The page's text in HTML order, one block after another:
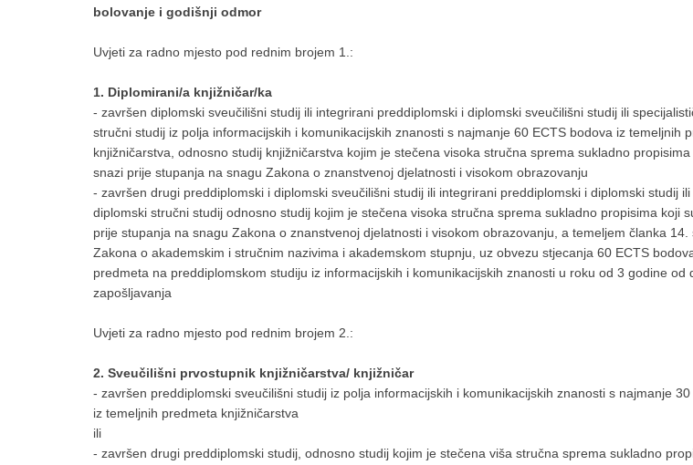
bolovanje i godišnji odmor
Uvjeti za radno mjesto pod rednim brojem 1.:
1. Diplomirani/a knjižničar/ka
- završen diplomski sveučilišni studij ili integrirani preddiplomski i diplomski sveučilišni studij ili
stručni studij iz polja informacijskih i komunikacijskih znanosti s najmanje 60 ECTS bodova iz temeljnih
knjižničarstva, odnosno studij knjižničarstva kojim je stečena visoka stručna sprema sukladno
snazi prije stupanja na snagu Zakona o znanstvenoj djelatnosti i visokom obrazovanju
- završen drugi preddiplomski i diplomski sveučilišni studij ili integrirani preddiplomski i diplomski studij
diplomski stručni studij odnosno studij kojim je stečena visoka stručna sprema sukladno propisima koji
prije stupanja na snagu Zakona o znanstvenoj djelatnosti i visokom obrazovanju, a temeljem članka 14.
Zakona o akademskim i stručnim nazivima i akademskom stupnju, uz obvezu stjecanja 60 ECTS
predmeta na preddiplomskom studiju iz informacijskih i komunikacijskih znanosti u roku od 3 godine od
zapošljavanja
Uvjeti za radno mjesto pod rednim brojem 2.:
2. Sveučilišni prvostupnik knjižničarstva/ knjižničar
- završen preddiplomski sveučilišni studij iz polja informacijskih i komunikacijskih znanosti s najmanje
iz temeljnih predmeta knjižničarstva
ili
- završen drugi preddiplomski studij, odnosno studij kojim je stečena viša stručna sprema sukladno